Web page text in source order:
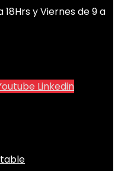
18Hrs y Viernes de 9 a
Linkedin